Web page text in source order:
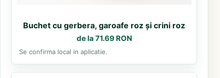
Buchet cu gerbera, garoafe roz și crini roz
de la 71.69 RON
Se confirma local in aplicatie.